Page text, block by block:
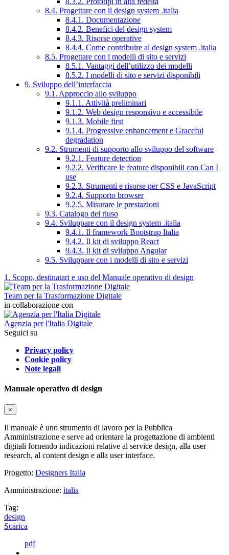
8.4. Progettare con il design system .italia
8.4.1. Documentazione
8.4.2. Benefici del design system
8.4.3. Risorse operative
8.4.4. Come contribuire al design system .italia
8.5. Progettare con i modelli di sito e servizi
8.5.1. Vantaggi dell’utilizzo dei modelli
8.5.2. I modelli di sito e servizi disponibili
9. Sviluppo dell’interfaccia
9.1. Approccio allo sviluppo
9.1.1. Attività preliminari
9.1.2. Web design responsivo e accessibile
9.1.3. Mobile first
9.1.4. Progressive enhancement e Graceful
degradation
9.2. Strumenti di supporto allo sviluppo del software
9.2.1. Feature detection
9.2.2. Verificare le feature disponibili con Can I
use
9.2.3. Strumenti e risorse per CSS e JavaScript
9.2.4. Supporto browser
9.2.5. Misurare le prestazioni
9.3. Catalogo del riuso
9.4. Sviluppare con il design system .italia
9.4.1. Il framework Bootstrap Italia
9.4.2. Il kit di sviluppo React
9.4.3. Il kit di sviluppo Angular
9.5. Sviluppare con i modelli di sito e servizi
1. Scopo, destinatari e uso del Manuale operativo di design
Team per la Trasformazione Digitale
in collaborazione con
Agenzia per l'Italia Digitale
Seguici su
Privacy policy
Cookie policy
Note legali
Manuale operativo di design
×
Il manuale è uno strumento di lavoro per la Pubblica
Amministrazione e serve ad orientare la progettazione di ambienti
digitali fornendo indicazioni relative al service design, alla user
research, al content design e alla user interface.
Progetto: Designers Italia
Amministrazione: italia
Tag:
design
Scarica
pdf